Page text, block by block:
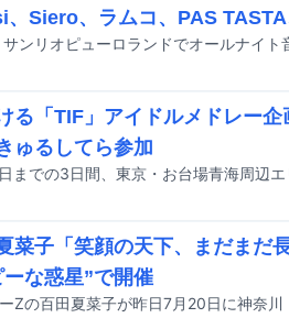
Siero、ラムコ、PAS
る「TIF」アイドルメドレー
ゅるしてら参加
菜子「笑顔の天下、まだまだ
な惑星”で開催